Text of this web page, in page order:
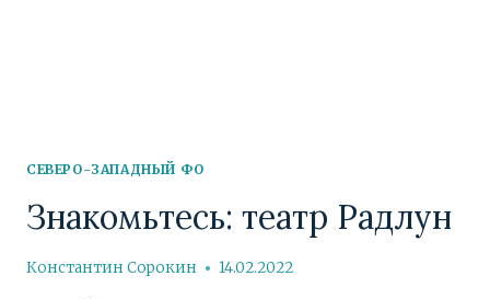
СЕВЕРО-ЗАПАДНЫЙ ФО
Знакомьтесь: театр Радлун
Константин Сорокин 14.02.2022